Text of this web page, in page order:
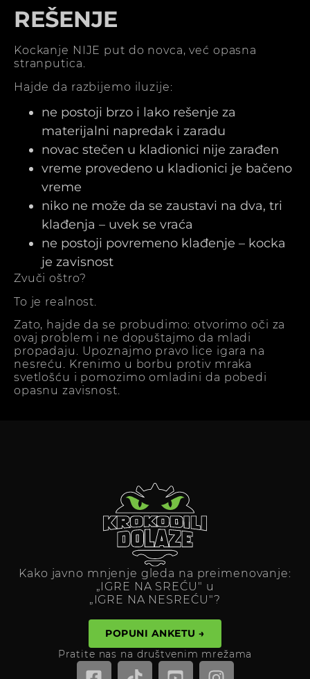
REŠENJE
Kockanje NIJE put do novca, već opasna
stranputica.
Hajde da razbijemo iluzije:
ne postoji brzo i lako rešenje za
materijalni napredak i zaradu
novac stečen u kladionici nije zarađen
vreme provedeno u kladionici je bačeno
vreme
niko ne može da se zaustavi na dva, tri
klađenja – uvek se vraća
ne postoji povremeno klađenje – kocka
je zavisnost
Zvuči oštro?
To je realnost.
Zato, hajde da se probudimo: otvorimo oči za
ovaj problem i ne dopuštajmo da mladi
propadaju. Upoznajmo pravo lice igara na
nesreću. Krenimo u borbu protiv mraka
svetlošću i pomozimo omladini da pobedi
opasnu zavisnost.
Kako javno mnjenje gleda na preimenovanje:
„IGRE NA SREĆU" u
„IGRE NA NESREĆU"?
POPUNI ANKETU →
Pratite nas na društvenim mrežama